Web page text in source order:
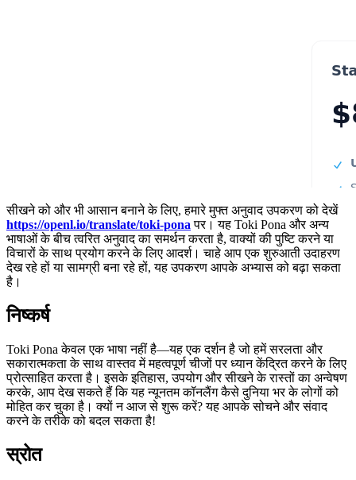
सीखने को और भी आसान बनाने के लिए, हमारे मुफ्त अनुवाद उपकरण को देखें
https://openl.io/translate/toki-pona पर। यह Toki Pona और अन्य
भाषाओं के बीच त्वरित अनुवाद का समर्थन करता है, वाक्यों की पुष्टि करने या
विचारों के साथ प्रयोग करने के लिए आदर्श। चाहे आप एक शुरुआती उदाहरण
देख रहे हों या सामग्री बना रहे हों, यह उपकरण आपके अभ्यास को बढ़ा सकता
है।
निष्कर्ष
Toki Pona केवल एक भाषा नहीं है—यह एक दर्शन है जो हमें सरलता और
सकारात्मकता के साथ वास्तव में महत्वपूर्ण चीजों पर ध्यान केंद्रित करने के लिए
प्रोत्साहित करता है। इसके इतिहास, उपयोग और सीखने के रास्तों का अन्वेषण
करके, आप देख सकते हैं कि यह न्यूनतम कॉनलैंग कैसे दुनिया भर के लोगों को
मोहित कर चुका है। क्यों न आज से शुरू करें? यह आपके सोचने और संवाद
करने के तरीके को बदल सकता है!
स्रोत